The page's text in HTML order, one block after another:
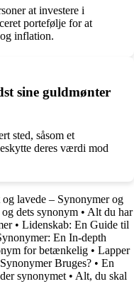
at investere i
portefølje for at
inflation.
sine guldmønter
sted, såsom et
deres værdi mod
lavede – Synonymer og
dets synonym • Alt du har
• Lidenskab: En Guide til
En In-depth
for betænkelig • Lapper
Bruges? • En
synonymet • Alt, du skal